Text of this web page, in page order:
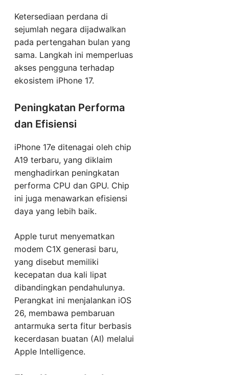
Ketersediaan perdana di
sejumlah negara dijadwalkan
pada pertengahan bulan yang
sama. Langkah ini memperluas
akses pengguna terhadap
ekosistem iPhone 17.
Peningkatan Performa
dan Efisiensi
iPhone 17e ditenagai oleh chip
A19 terbaru, yang diklaim
menghadirkan peningkatan
performa CPU dan GPU. Chip
ini juga menawarkan efisiensi
daya yang lebih baik.
Apple turut menyematkan
modem C1X generasi baru,
yang disebut memiliki
kecepatan dua kali lipat
dibandingkan pendahulunya.
Perangkat ini menjalankan iOS
26, membawa pembaruan
antarmuka serta fitur berbasis
kecerdasan buatan (AI) melalui
Apple Intelligence.